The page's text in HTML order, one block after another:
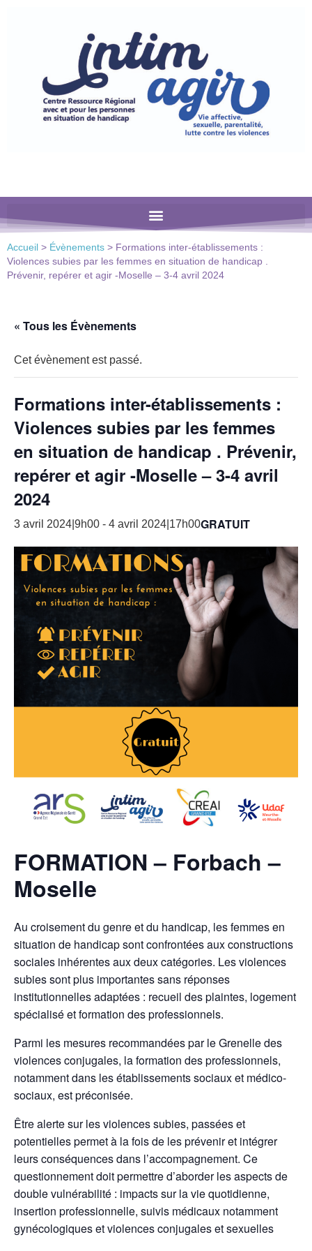
comprend
Accueil > Évènements > Formations inter-établissements :
Violences subies par les femmes en situation de handicap .
Prévenir, repérer et agir -Moselle – 3-4 avril 2024
« Tous les Évènements
Cet évènement est passé.
Formations inter-établissements :
Violences subies par les femmes
en situation de handicap . Prévenir,
repérer et agir -Moselle – 3-4 avril
2024
3 avril 2024|9h00 - 4 avril 2024|17h00GRATUIT
FORMATION – Forbach –
Moselle
Au croisement du genre et du handicap, les femmes en
situation de handicap sont confrontées aux constructions
sociales inhérentes aux deux catégories. Les violences
subies sont plus importantes sans réponses
institutionnelles adaptées : recueil des plaintes, logement
spécialisé et formation des professionnels.
Parmi les mesures recommandées par le Grenelle des
violences conjugales, la formation des professionnels,
notamment dans les établissements sociaux et médico-
sociaux, est préconisée.
Être alerte sur les violences subies, passées et
potentielles permet à la fois de les prévenir et intégrer
leurs conséquences dans l’accompagnement. Ce
questionnement doit permettre d’aborder les aspects de
double vulnérabilité : impacts sur la vie quotidienne,
insertion professionnelle, suivis médicaux notamment
gynécologiques et violences conjugales et sexuelles